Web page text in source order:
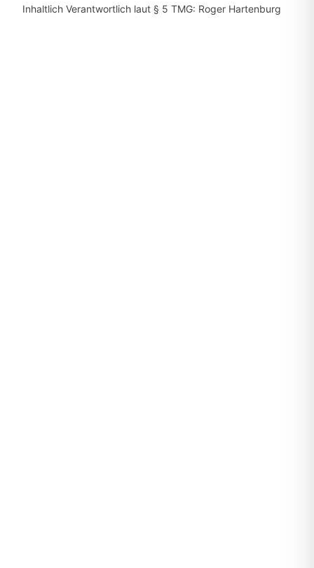
Inhaltlich Verantwortlich laut § 5 TMG: Roger Hartenburg